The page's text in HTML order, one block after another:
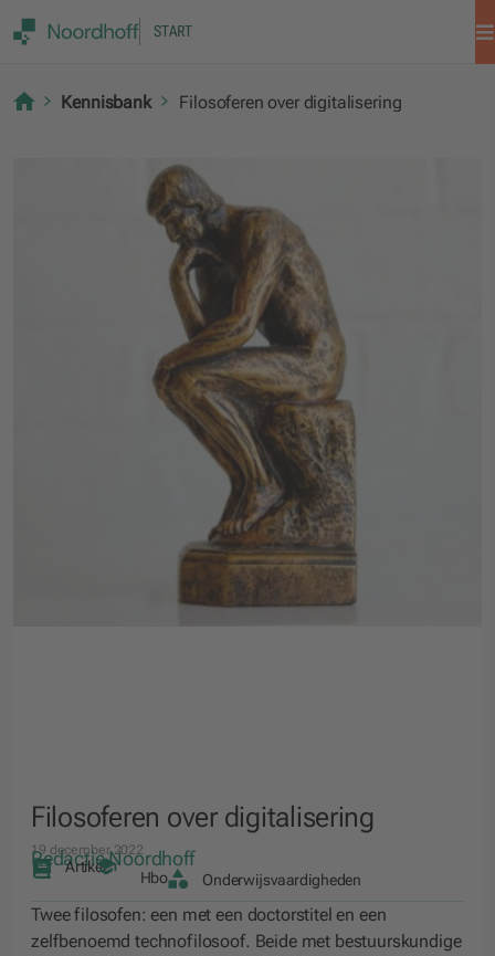
START
Kennisbank Filosoferen over digitalisering
Filosoferen over digitalisering
19 december 2022
Redactie Noordhoff
Artikel
Hbo Onderwijsvaardigheden
Twee filosofen: een met een doctorstitel en een
zelfbenoemd technofilosoof. Beide met bestuurskundige